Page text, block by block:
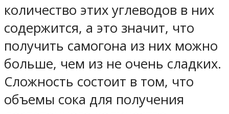
количество этих углеводов в них
содержится, а это значит, что
получить самогона из них можно
больше, чем из не очень сладких.
Сложность состоит в том, что
объемы сока для получения